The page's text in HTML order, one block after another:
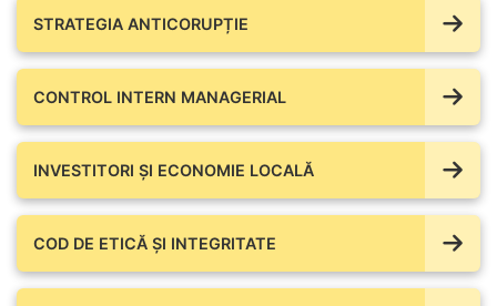
STRATEGIA ANTICORUPȚIE
CONTROL INTERN MANAGERIAL
INVESTITORI ȘI ECONOMIE LOCALĂ
COD DE ETICĂ ȘI INTEGRITATE